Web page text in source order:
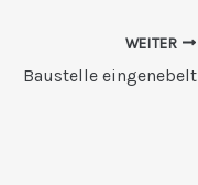
WEITER
Baustelle eingenebelt